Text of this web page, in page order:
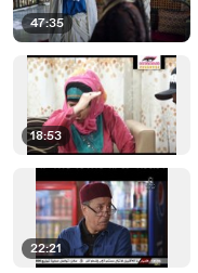
47:35
18:53
22:21